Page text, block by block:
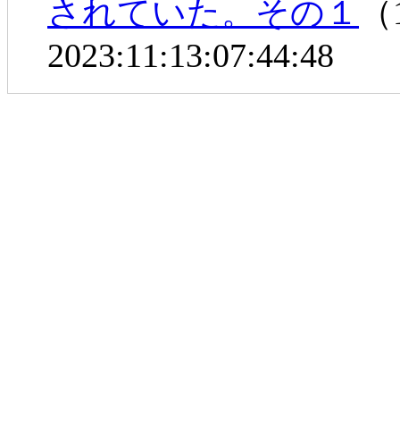
されていた。その１
2023:11:13:07:44:48